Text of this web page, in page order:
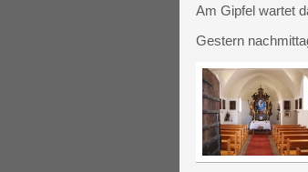
Am Gipfel wartet
Gestern